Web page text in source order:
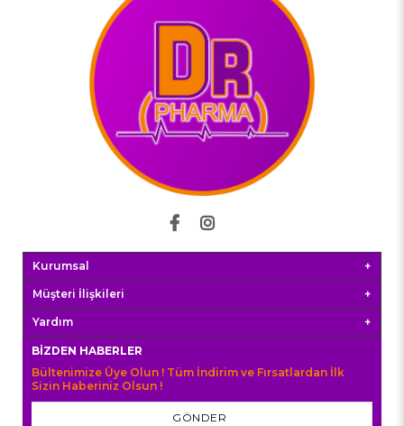
Kurumsal
Müşteri İlişkileri
Yardım
BIZDEN HABERLER
Bültenimize Üye Olun ! Tüm İndirim ve Fırsatlardan İlk
Sizin Haberiniz Olsun !
GÖNDER